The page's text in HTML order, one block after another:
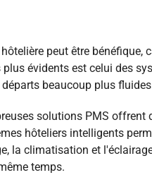
peut être bénéfique,
évidents est celui des
beaucoup plus
solutions PMS
hôteliers intelligents
la climatisation et
temps.